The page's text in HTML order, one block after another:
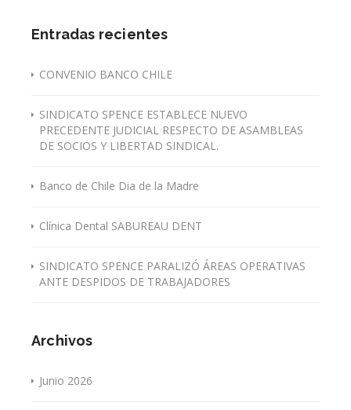
Entradas recientes
CONVENIO BANCO CHILE
SINDICATO SPENCE ESTABLECE NUEVO
PRECEDENTE JUDICIAL RESPECTO DE ASAMBLEAS
DE SOCIOS Y LIBERTAD SINDICAL.
Banco de Chile Dia de la Madre
Clínica Dental SABUREAU DENT
SINDICATO SPENCE PARALIZÓ ÁREAS OPERATIVAS
ANTE DESPIDOS DE TRABAJADORES
Archivos
Junio 2026